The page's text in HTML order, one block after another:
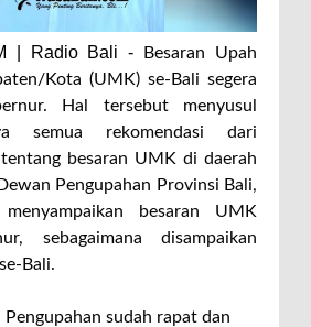
| Radio Bali -
Besaran Upah
Kota (UMK) se-Bali segera
Hal tersebut menyusul
semua rekomendasi dari
besaran UMK di daerah
Pengupahan Provinsi Bali,
besaran UMK
sebagaimana disampaikan
Bali.
Pengupahan sudah rapat dan